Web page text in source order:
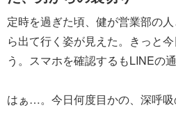
定時を過ぎた頃、健が営業部の
ら出て行く姿が見えた。きっと
う。スマホを確認するもLINEの通
はぁ…。今日何度目かの、深呼吸